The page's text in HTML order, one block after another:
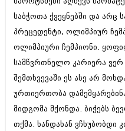
აპრილი 2011 (294)
მარტი 2011 (654)
თებერვალი 2011
იანვარი 2011 (647)
(157)
დეკემბერი 2010
ნოემბერი 2010 (422)
სექტემბერი 2010
აგვისტო 2010
ივლისი 2010 (556)
საბჭოთა ქვეყნებში და
პრეცედენტი, ოლიმპიურ
ოლიმპიური ჩემპიონი.
სამწვრთნელო კარიერა ვერ
შემთხვევაში ეს ასე არ
ურთიერთობა
მიდგომა მქონდა. ბიჭებს
თქმა. ხანდახან ვჩხუბობდი